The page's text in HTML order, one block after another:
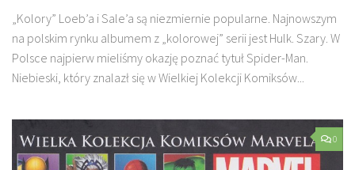
„Kolory” Loeb’a i Sale’a są niezmiernie popularne. Najnowszym
na polskim rynku albumem z „kolorowej” serii jest Hulk. Szary. W
Polsce najpierw mieliśmy okazję poznać tytuł Spider-Man.
Niebieski, który znalazł się w Wielkiej Kolekcji Komiksów...
0